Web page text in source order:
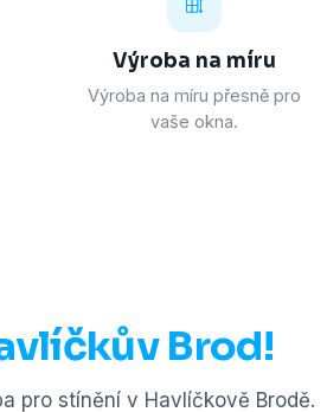
Výroba na míru
Výroba na míru přesně pro
vaše okna.
Brod!
pro stínění v Havlíčkově Brodě.